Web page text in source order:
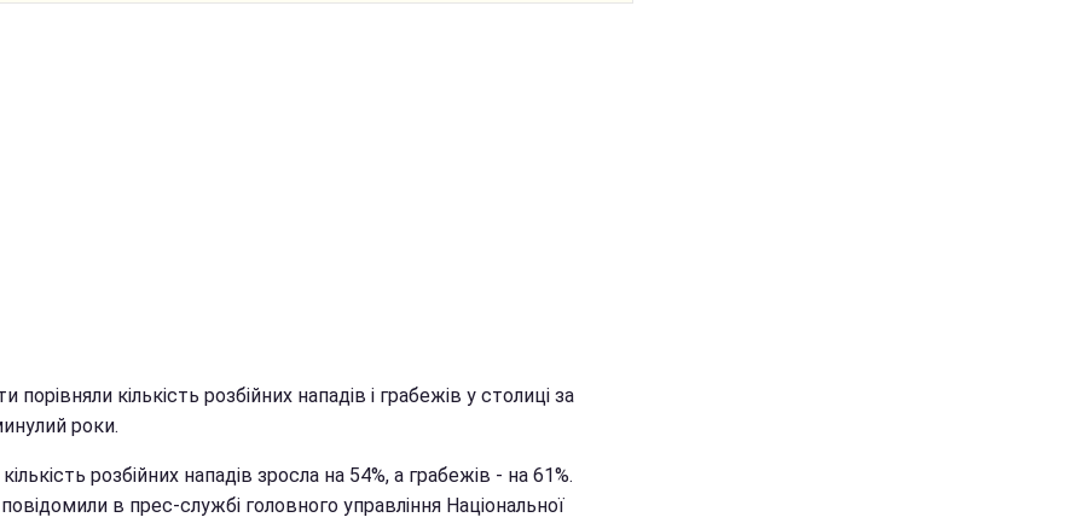
порівняли кількість розбійних нападів і грабежів у столиці за
роки.
розбійних нападів зросла на 54%, а грабежів - на 61%.
в прес-службі головного управління Національної